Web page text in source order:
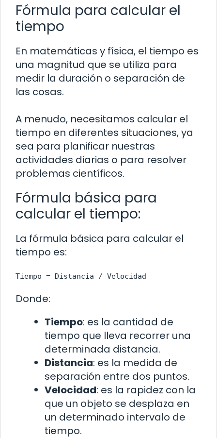
Fórmula para calcular el
tiempo
En matemáticas y física, el tiempo es
una magnitud que se utiliza para
medir la duración o separación de
las cosas.
A menudo, necesitamos calcular el
tiempo en diferentes situaciones, ya
sea para planificar nuestras
actividades diarias o para resolver
problemas científicos.
Fórmula básica para
calcular el tiempo:
La fórmula básica para calcular el
tiempo es:
Tiempo = Distancia / Velocidad
Donde:
Tiempo: es la cantidad de
tiempo que lleva recorrer una
determinada distancia.
Distancia: es la medida de
separación entre dos puntos.
Velocidad: es la rapidez con la
que un objeto se desplaza en
un determinado intervalo de
tiempo.